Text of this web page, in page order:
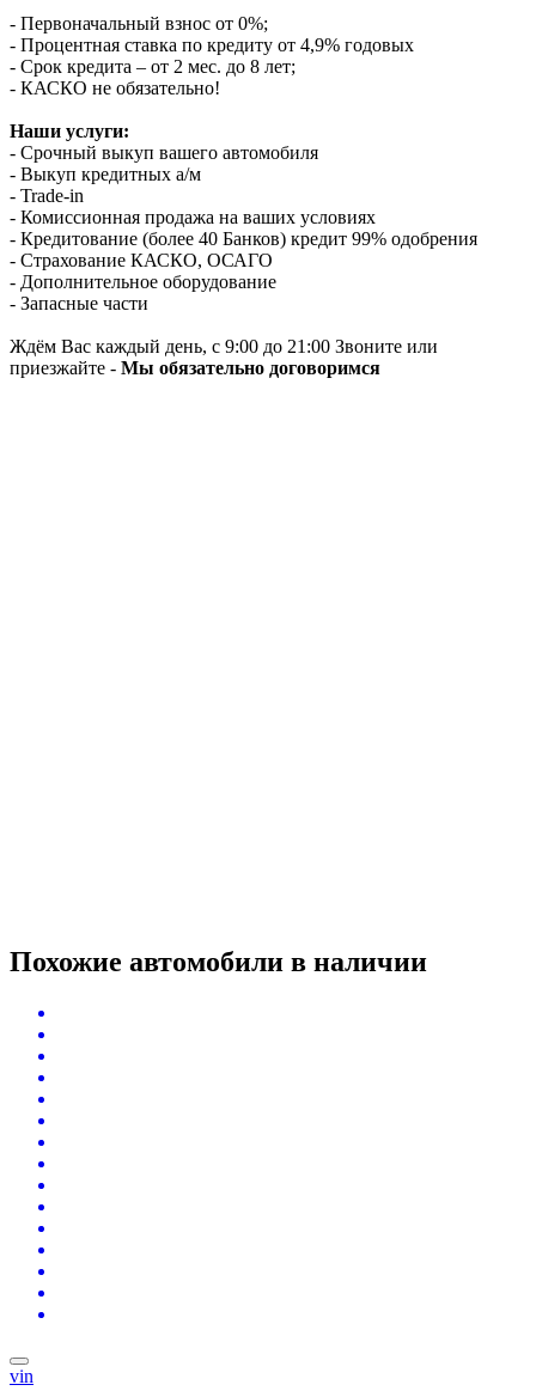
- Первоначальный взнос от 0%;
- Процентная ставка по кредиту от 4,9% годовых
- Срок кредита – от 2 мес. до 8 лет;
- КАСКО не обязательно!
Наши услуги:
- Срочный выкуп вашего автомобиля
- Выкуп кредитных а/м
- Trade-in
- Комиссионная продажа на ваших условиях
- Кредитование (более 40 Банков) кредит 99% одобрения
- Страхование КАСКО, ОСАГО
- Дополнительное оборудование
- Запасные части
Ждём Вас каждый день, с 9:00 до 21:00 Звоните или
приезжайте - Мы обязательно договоримся
Похожие автомобили в наличии
vin